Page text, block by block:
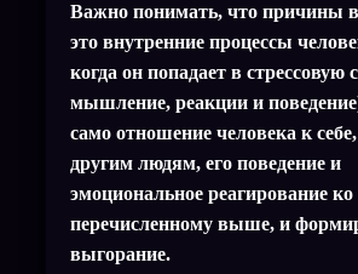
Важно понимать, что причины
это внутренние процессы
когда он попадает в стрессовую
мышление, реакции и
само отношение человека к
другим людям, его поведение и
эмоциональное реагирование ко
перечисленному выше, и
выгорание.